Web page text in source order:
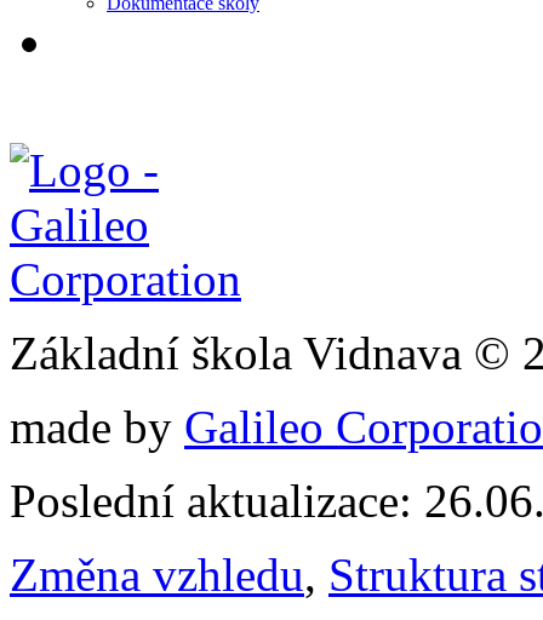
Základní škola Vidnava ©
made by Galileo
Poslední aktualizace:
Změna vzhledu, Struktura